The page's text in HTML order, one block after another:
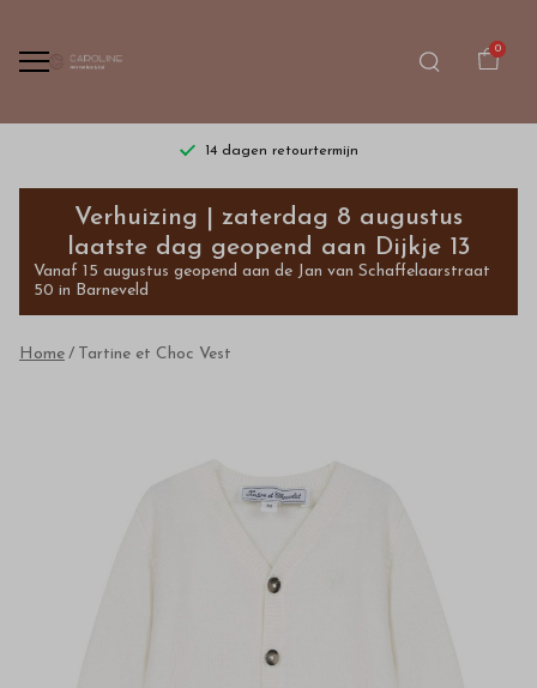
0
14 dagen retourtermijn
Tartine
et
Choc
Vest
kinderkleding
kwaliteit
Verhuizing | zaterdag 8 augustus
laatste dag geopend aan Dijkje 13
Vanaf 15 augustus geopend aan de Jan van Schaffelaarstraat
50 in Barneveld
Home Tartine et Choc Vest